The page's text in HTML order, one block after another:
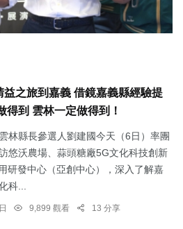
之旅到嘉義 借鏡嘉義縣經驗提
得到 雲林一定做得到！
林縣長參選人劉建國今天（6日）率團
悠沃農場、蒜頭糖廠5G文化科技創新
研發中心（亞創中心），深入了解嘉
科...
9,899 觀看 13 分享